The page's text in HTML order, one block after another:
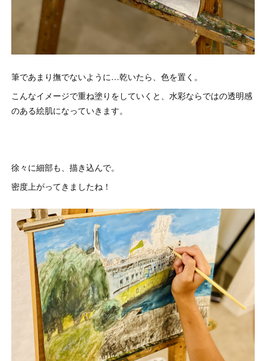
筆であまり撫でないように…乾いたら、色を置く。
こんなイメージで重ね塗りをしていくと、水彩ならではの透明感
のある絵肌になっていきます。
徐々に細部も、描き込んで。
密度上がってきましたね！